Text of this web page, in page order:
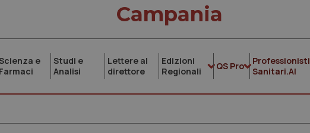
Campania
Scienza e
Farmaci
Studi e
Analisi
Lettere al
direttore
Edizioni
Regionali
QS Pro
Professionisti
Sanitari.AI